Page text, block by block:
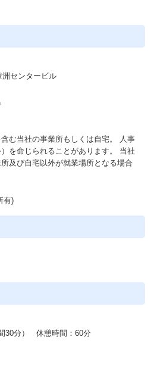
センタービル
む当社の事業所もしくは自宅。 人事
を命じられることがあります。 当社
及び自宅以外が就業場所となる場合
有)
30分） 休憩時間：60分